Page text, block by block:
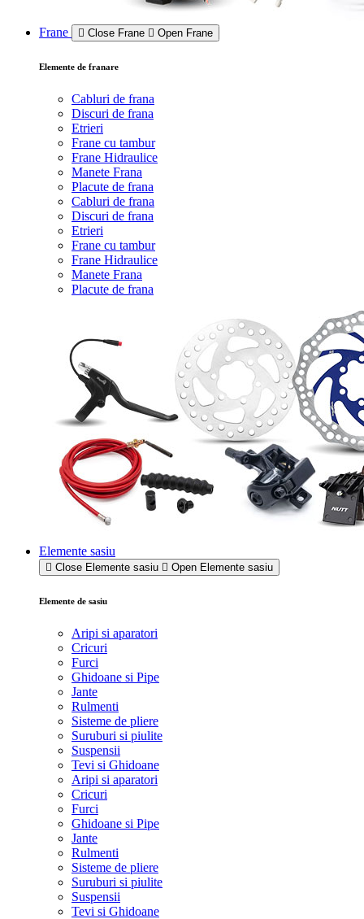
Frane Close Frane Open Frane
Elemente de franare
Cabluri de frana
Discuri de frana
Etrieri
Frane cu tambur
Frane Hidraulice
Manete Frana
Placute de frana
Cabluri de frana
Discuri de frana
Etrieri
Frane cu tambur
Frane Hidraulice
Manete Frana
Placute de frana
Elemente sasiu
Close Elemente sasiu Open Elemente sasiu
Elemente de sasiu
Aripi si aparatori
Cricuri
Furci
Ghidoane si Pipe
Jante
Rulmenti
Sisteme de pliere
Suruburi si piulite
Suspensii
Tevi si Ghidoane
Aripi si aparatori
Cricuri
Furci
Ghidoane si Pipe
Jante
Rulmenti
Sisteme de pliere
Suruburi si piulite
Suspensii
Tevi si Ghidoane